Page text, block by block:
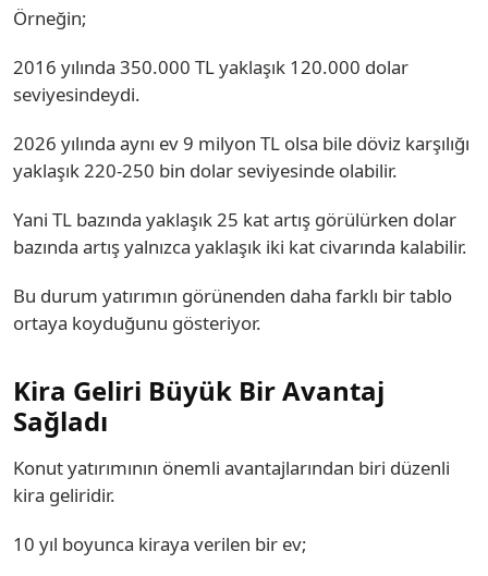
Örneğin;
2016 yılında 350.000 TL yaklaşık 120.000 dolar
seviyesindeydi.
2026 yılında aynı ev 9 milyon TL olsa bile döviz karşılığı
yaklaşık 220-250 bin dolar seviyesinde olabilir.
Yani TL bazında yaklaşık 25 kat artış görülürken dolar
bazında artış yalnızca yaklaşık iki kat civarında kalabilir.
Bu durum yatırımın görünenden daha farklı bir tablo
ortaya koyduğunu gösteriyor.
Kira Geliri Büyük Bir Avantaj
Sağladı
Konut yatırımının önemli avantajlarından biri düzenli
kira geliridir.
10 yıl boyunca kiraya verilen bir ev;